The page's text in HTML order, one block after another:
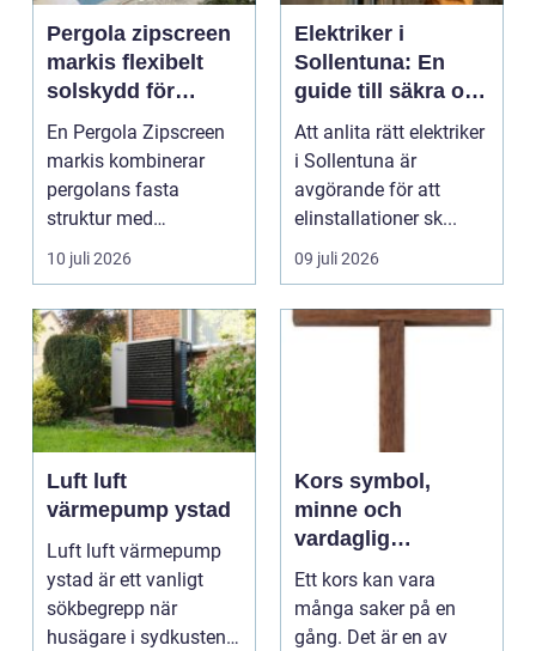
Pergola zipscreen
markis flexibelt
solskydd för
moderna uterum
En Pergola Zipscreen
markis kombinerar
pergolans fasta
struktur med
screenmarkisens
10 juli 2026
Elektriker i
Sollentuna: En
guide till säkra och
pålitliga
elinstallationer
Att anlita rätt elektriker
i Sollentuna är
avgörande för att
elinstallationer sk...
09 juli 2026
Luft luft
värmepump ystad
Luft luft värmepump
ystad är ett vanligt
sökbegrepp när
husägare i sydkusten
Kors symbol,
minne och
vardaglig
påminnelse
Ett kors kan vara
många saker på en
gång. Det är en av